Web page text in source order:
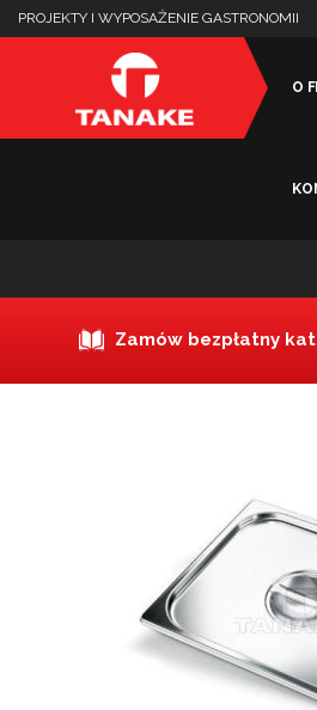
PROJEKTY I WYPOSAŻENIE GASTRONOMII
O
Zamów bezpłatny